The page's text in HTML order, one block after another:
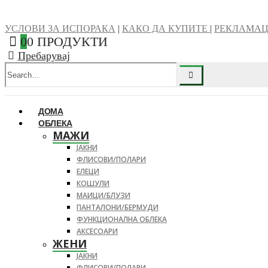
УСЛОВИ ЗА ИСПОРАКА | КАКО ДА КУПИТЕ |
00 ПРОДУКТИ
Пребарувај
ДОМА
ОБЛЕКА
МАЖИ
ЈАКНИ
ФЛИСОВИ/ПОЛАРИ
ЕЛЕЦИ
КОШУЛИ
МАИЦИ/БЛУЗИ
ПАНТАЛОНИ/БЕРМУДИ
ФУНКЦИОНАЛНА ОБЛЕКА
АКСЕСОАРИ
ЖЕНИ
ЈАКНИ